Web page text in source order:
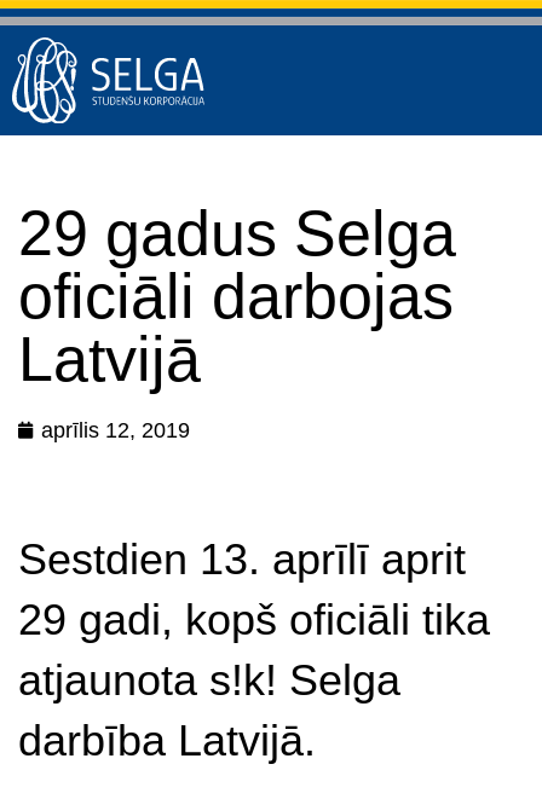
29 gadus Selga
oficiāli darbojas
Latvijā
aprīlis 12, 2019
Sestdien 13. aprīlī aprit
29 gadi, kopš oficiāli tika
atjaunota s!k! Selga
darbība Latvijā.